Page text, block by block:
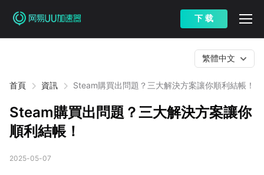
下 载
首頁 資訊 Steam購買出問題？三大解決方案讓你順利結帳！
繁體中文
Steam購買出問題？三大解決方案讓你
順利結帳！
2025-05-07